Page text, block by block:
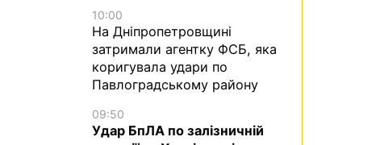
10:00
На Дніпропетровщині
затримали агентку ФСБ, яка
коригувала удари по
Павлоградському району
09:50
Удар БпЛА по залізничній